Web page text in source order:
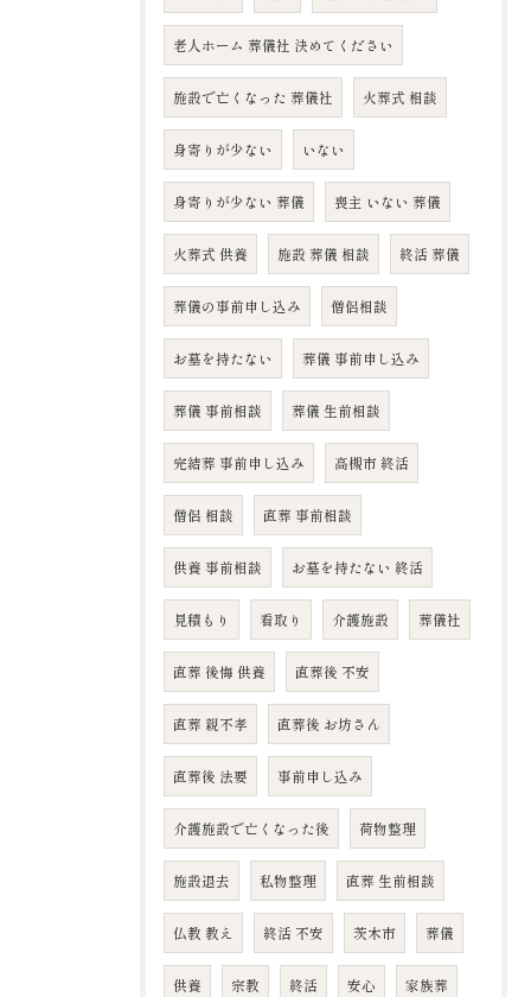
老人ホーム 葬儀社 決めてください
施設で亡くなった 葬儀社 火葬式 相談
身寄りが少ない いない
身寄りが少ない 葬儀 喪主 いない 葬儀
火葬式 供養 施設 葬儀 相談 終活 葬儀
葬儀の事前申し込み 僧侶相談
お墓を持たない 葬儀 事前申し込み
葬儀 事前相談 葬儀 生前相談
完結葬 事前申し込み 高槻市 終活
僧侶 相談 直葬 事前相談
供養 事前相談 お墓を持たない 終活
見積もり 看取り 介護施設 葬儀社
直葬 後悔 供養 直葬後 不安
直葬 親不孝 直葬後 お坊さん
直葬後 法要 事前申し込み
介護施設で亡くなった後 荷物整理
施設退去 私物整理 直葬 生前相談
仏教 教え 終活 不安 茨木市 葬儀
供養 宗教 終活 安心 家族葬